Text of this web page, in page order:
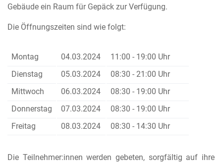
Gebäude ein Raum für Gepäck zur Verfügung.
Die Öffnungszeiten sind wie folgt:
Montag 04.03.2024
11:00 - 19:00 Uhr
Dienstag
05.03.2024
08:30 - 21:00 Uhr
Mittwoch
06.03.2024
08:30 - 19:00 Uhr
Donnerstag
07.03.2024
08:30 - 19:00 Uhr
Freitag
08.03.2024 08:30 - 14:30 Uhr
Die Teilnehmer:innen werden gebeten, sorgfältig auf ihre